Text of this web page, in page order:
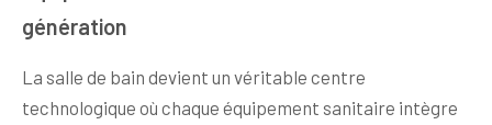
génération
La salle de bain devient un véritable centre
technologique où chaque équipement sanitaire intègre